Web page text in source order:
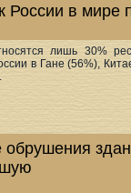
России в мире
лишь 30%
в Гане (56%),
обрушения